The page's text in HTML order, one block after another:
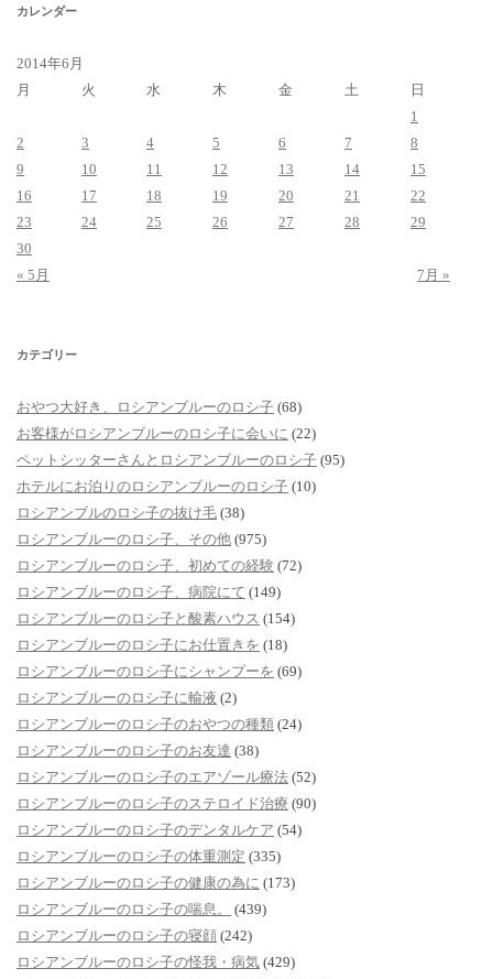
カレンダー
2014年6月
月
火 水 木 金 土
日
1
2
3 4 5 6 7
8
9
10 11 12 13 14
15
16
17 18 19 20 21
22
23
24 25 26 27 28
29
30
« 5月
7月 »
カテゴリー
おやつ大好き、ロシアンブルーのロシ子 (68)
お客様がロシアンブルーのロシ子に会いに (22)
ペットシッターさんとロシアンブルーのロシ子 (95)
ホテルにお泊りのロシアンブルーのロシ子 (10)
ロシアンブルのロシ子の抜け毛 (38)
ロシアンブルーのロシ子、その他 (975)
ロシアンブルーのロシ子、初めての経験 (72)
ロシアンブルーのロシ子、病院にて (149)
ロシアンブルーのロシ子と酸素ハウス (154)
ロシアンブルーのロシ子にお仕置きを (18)
ロシアンブルーのロシ子にシャンプーを (69)
ロシアンブルーのロシ子に輸液 (2)
ロシアンブルーのロシ子のおやつの種類 (24)
ロシアンブルーのロシ子のお友達 (38)
ロシアンブルーのロシ子のエアゾール療法 (52)
ロシアンブルーのロシ子のステロイド治療 (90)
ロシアンブルーのロシ子のデンタルケア (54)
ロシアンブルーのロシ子の体重測定 (335)
ロシアンブルーのロシ子の健康の為に (173)
ロシアンブルーのロシ子の喘息。
(439)
ロシアンブルーのロシ子の寝顔 (242)
ロシアンブルーのロシ子の怪我・病気 (429)